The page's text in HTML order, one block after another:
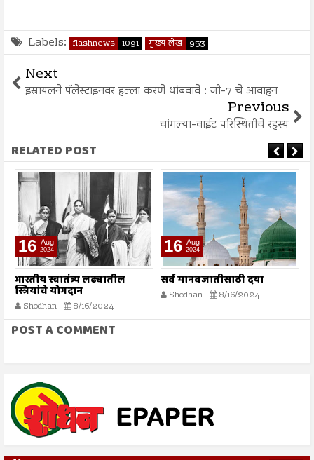
Labels: flashnews 1091 मुख्य लेख 953
Next
इस्रायलने पॅलेस्टाइनवर हल्ला करणे थांबवावे : जी-7 चे आवाहन
Previous
चांगल्या-वाईट परिस्थितीचे रहस्य
RELATED POST
16 Aug
2024
भारतीय स्वातंत्र्य लढ्यातील
स्त्रियांचे योगदान
Shodhan 8/16/2024
16 Aug
2024
सर्व मानवजातीसाठी दया
Shodhan 8/16/2024
POST A COMMENT